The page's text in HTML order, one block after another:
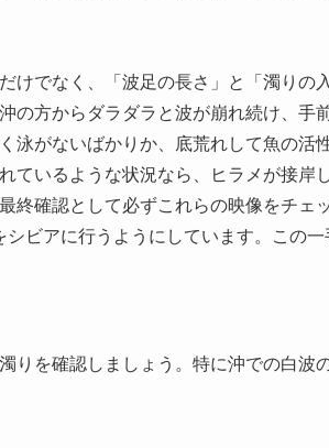
けでなく、「波足の長さ」と「濁りの
の方からダラダラと波が崩れ続け、手
泳がないばかりか、底荒れして魚の活
ているような状況なら、ヒラメが接岸
終確認として必ずこれらの映像をチェ
ビアに行うようにしています。この一
りを確認しましょう。特に沖での白波